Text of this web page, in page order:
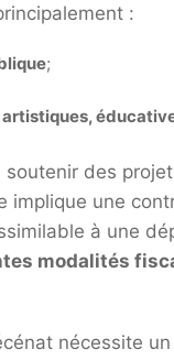
:
;
des
implique une
à une
modalités
nécessite